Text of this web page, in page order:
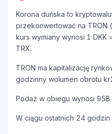
Korona duńska to
przekonwertować na TRON
kurs wymiany wynosi 1
TRX.
TRON ma kapitalizację
godzinny wolumen obrotu
Podaż w obiegu wynosi 95B
W ciągu ostatnich 24 godzin